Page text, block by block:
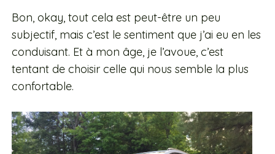
Bon, okay, tout cela est peut-être un peu
subjectif, mais c’est le sentiment que j’ai eu en les
conduisant. Et à mon âge, je l’avoue, c’est
tentant de choisir celle qui nous semble la plus
confortable.